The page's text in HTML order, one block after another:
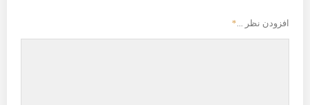
افزودن نظر ...*